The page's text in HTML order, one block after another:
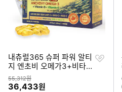
내츄럴365 슈퍼 파워 알티
지 엔초비 오메가3+비타민
D+비타민E 180캡슐 (1개)
상품금액
55,312원
할인금액
36,433원
찜